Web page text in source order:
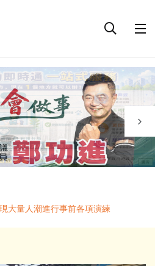
大量人潮進行事前各項演練